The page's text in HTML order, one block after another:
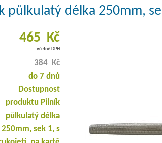
půlkulatý délka 250mm,
465 Kč
včetně DPH
384 Kč
do 7 dnů